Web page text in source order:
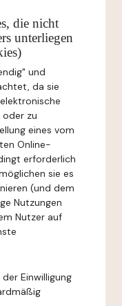
die nicht
unterliegen
und
da sie
zu
eines vom
Online-
erforderlich
sie es
(und dem
Nutzungen
Nutzer auf
Einwilligung